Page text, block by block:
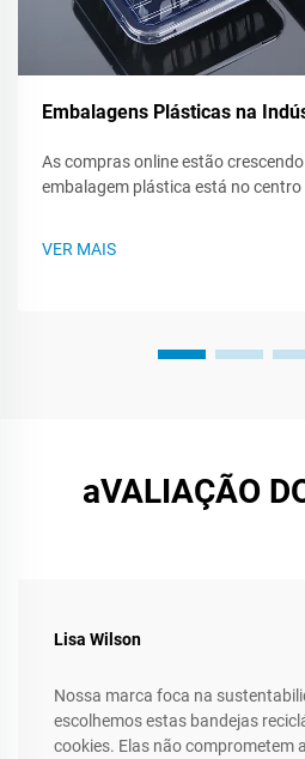
Embalagens Plásticas na
As compras online estão
embalagem plástica está no centro
VER MAIS
aVALIAÇÃO
Lisa Wilson
Nossa marca foca na
escolhemos estas bandejas
cookies. Elas não comprometem